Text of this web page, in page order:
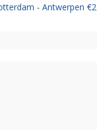
- Antwerpen